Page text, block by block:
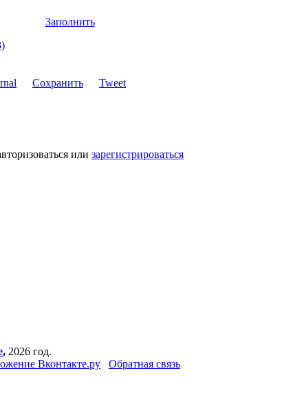
Заполнить
Сохранить Tweet
или зарегистрироваться
, 2026 год.
Вконтакте.ру Обратная связь